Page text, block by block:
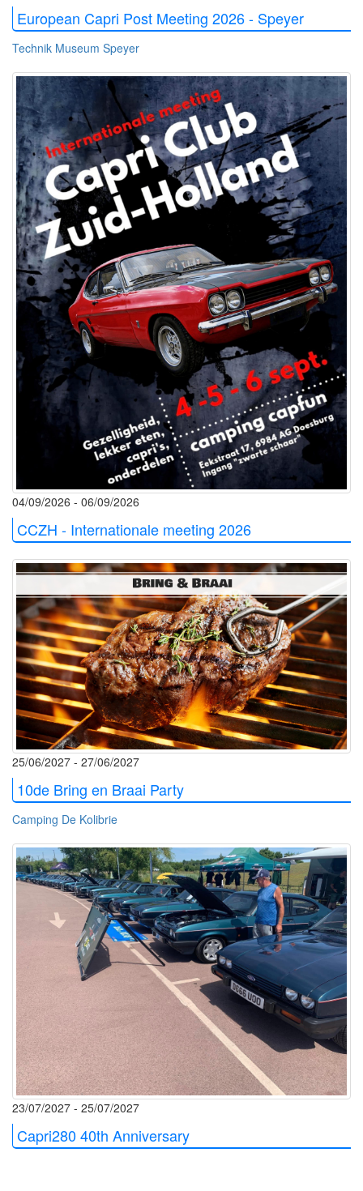
European Capri Post Meeting 2026 - Speyer
Technik Museum Speyer
04/09/2026 - 06/09/2026
CCZH - Internationale meeting 2026
25/06/2027 - 27/06/2027
10de Bring en Braai Party
Camping De Kolibrie
23/07/2027 - 25/07/2027
Capri280 40th Anniversary